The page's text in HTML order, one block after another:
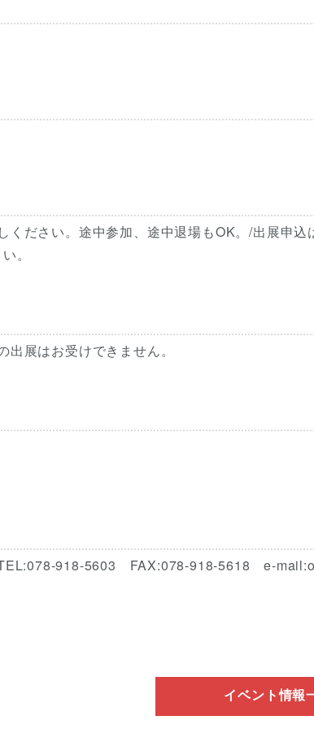
ください。途中参加、途中退場もOK。/出展申
。
展はお受けできません。
918-5603 FAX:078-918-5618 e-
イベント情報